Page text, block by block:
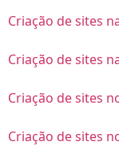
Criação de sites
Criação de sites
Criação de sites
Criação de sites